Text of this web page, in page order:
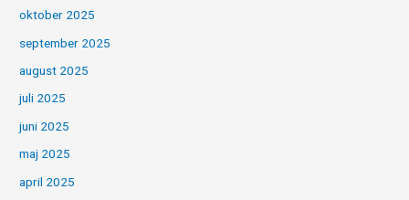
oktober 2025
september 2025
august 2025
juli 2025
juni 2025
maj 2025
april 2025